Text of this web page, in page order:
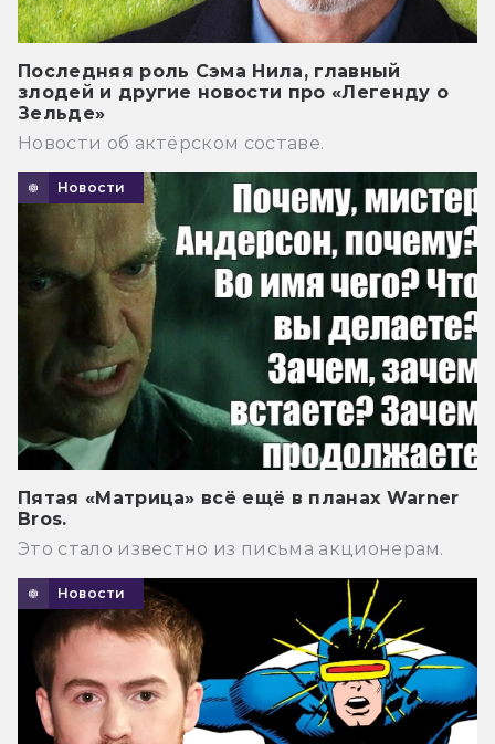
Последняя роль Сэма Нила, главный
злодей и другие новости про «Легенду о
Зельде»
Новости об актёрском составе.
Новости
Пятая «Матрица» всё ещё в планах Warner
Bros.
Это стало известно из письма акционерам.
Новости